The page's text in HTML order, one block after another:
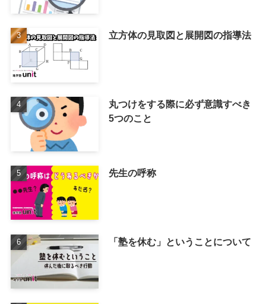
立方体の見取図と展開図の指導法
丸つけをする際に必ず意識すべき
5つのこと
先生の呼称
「塾を休む」ということについて